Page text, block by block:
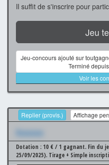
Il suffit de s'inscrire pour
Jeu
Jeu-concours ajouté sur
Terminé
Voir les
Replier (provis.) Affichage
Xxxxxxx
Dotation : 10 € / 1 gagnant. Fin du
25/09/2025). Tirage + Simple